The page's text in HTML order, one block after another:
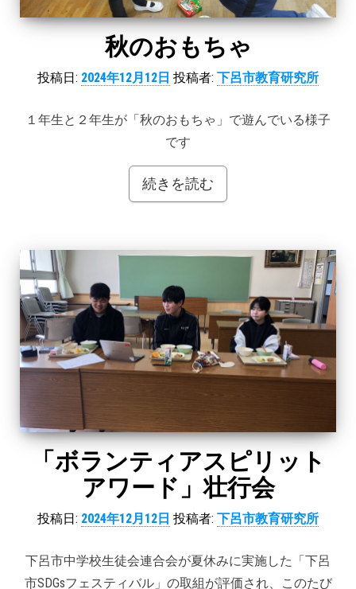
秋のおもちゃ
投稿日: 2024年12月12日 投稿者: 下呂市教育研究所
１年生と２年生が「秋のおもちゃ」で遊んでいる様子
です
続きを読む
「ボランティアスピリット
アワード」壮行会
投稿日: 2024年12月12日 投稿者: 下呂市教育研究所
下呂市中学校生徒会連合会が夏休みに実施した「下呂
市SDGsフェスティバル」の取組が評価され、このたび